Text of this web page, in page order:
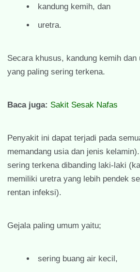
kandung kemih, dan
uretra.
Secara khusus, kandung kemih dan
yang paling sering terkena.
Baca juga: Sakit Sesak Nafas
Penyakit ini dapat terjadi pada
memandang usia dan jenis
sering terkena dibanding laki-laki
memiliki uretra yang lebih pendek
rentan infeksi).
Gejala paling umum yaitu;
sering buang air kecil,